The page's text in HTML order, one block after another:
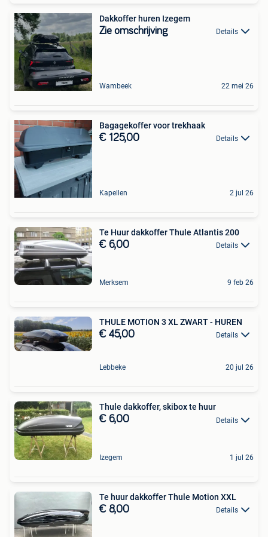
Dakkoffer huren Izegem
Zie omschrijving Details
Wambeek 22 mei 26
Bagagekoffer voor trekhaak
€ 125,00 Details
Kapellen 2 jul 26
Te Huur dakkoffer Thule Atlantis 200
€ 6,00 Details
Merksem 9 feb 26
THULE MOTION 3 XL ZWART - HUREN
€ 45,00 Details
Lebbeke 20 jul 26
Thule dakkoffer, skibox te huur
€ 6,00 Details
Izegem 1 jul 26
Te huur dakkoffer Thule Motion XXL
€ 8,00 Details